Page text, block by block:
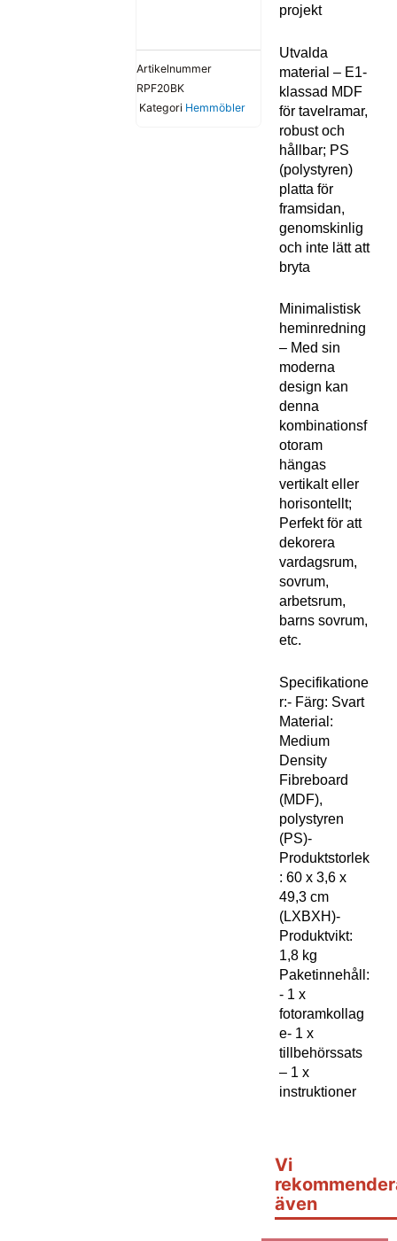
Artikelnummer
RPF20BK
Kategori Hemmöbler
projekt
Utvalda
material – E1-
klassad MDF
för tavelramar,
robust och
hållbar; PS
(polystyren)
platta för
framsidan,
genomskinlig
och inte lätt att
bryta
Minimalistisk
heminredning
– Med sin
moderna
design kan
denna
kombinationsf
otoram
hängas
vertikalt eller
horisontellt;
Perfekt för att
dekorera
vardagsrum,
sovrum,
arbetsrum,
barns sovrum,
etc.
Specifikatione
r:- Färg: Svart
Material:
Medium
Density
Fibreboard
(MDF),
polystyren
(PS)-
Produktstorlek
: 60 x 3,6 x
49,3 cm
(LXBXH)-
Produktvikt:
1,8 kg
Paketinnehåll:
- 1 x
fotoramkollag
e- 1 x
tillbehörssats
– 1 x
instruktioner
Vi
även